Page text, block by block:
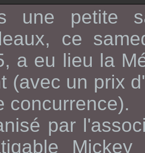
une petite
ce
a eu lieu la
t (avec un prix
concurrence).
par
Mickey